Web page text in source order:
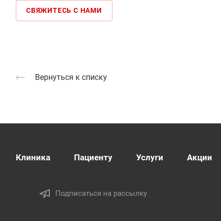
СВЯЖИТЕСЬ С НАМИ
Вернуться к списку
Клиника Пациенту Услуги Акции
Подписаться на рассылку